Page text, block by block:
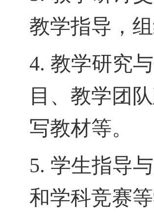
教学指导，
4. 教学研究
目、教学团
写教材等。
5. 学生指导
和学科竞赛